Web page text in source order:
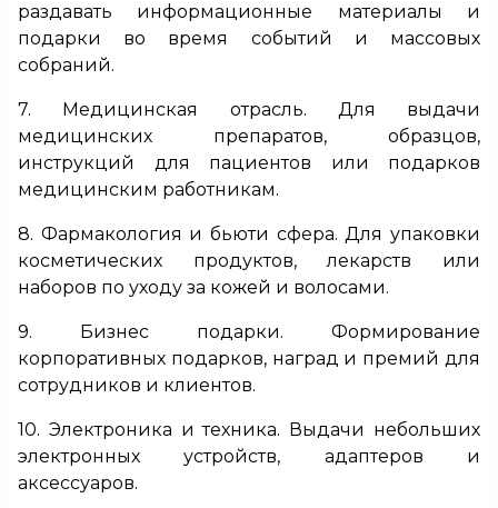
раздавать информационные материалы и
подарки во время событий и массовых
собраний.
7. Медицинская отрасль. Для выдачи
медицинских препаратов, образцов,
инструкций для пациентов или подарков
медицинским работникам.
8. Фармакология и бьюти сфера. Для упаковки
косметических продуктов, лекарств или
наборов по уходу за кожей и волосами.
9. Бизнес подарки. Формирование
корпоративных подарков, наград и премий для
сотрудников и клиентов.
10. Электроника и техника. Выдачи небольших
электронных устройств, адаптеров и
аксессуаров.